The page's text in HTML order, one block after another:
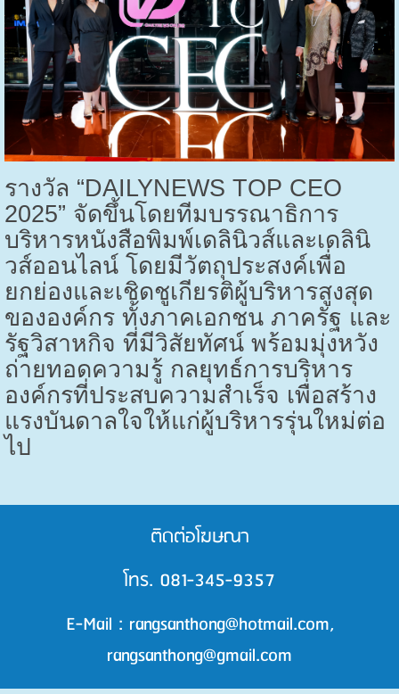
รางวัล “DAILYNEWS TOP CEO
2025” จัดขึ้นโดยทีมบรรณาธิการ
บริหารหนังสือพิมพ์เดลินิวส์และเดลินิ
วส์ออนไลน์ โดยมีวัตถุประสงค์เพื่อ
ยกย่องและเชิดชูเกียรติผู้บริหารสูงสุด
ขององค์กร ทั้งภาคเอกชน ภาครัฐ และ
รัฐวิสาหกิจ ที่มีวิสัยทัศน์ พร้อมมุ่งหวัง
ถ่ายทอดความรู้ กลยุทธ์การบริหาร
องค์กรที่ประสบความสำเร็จ เพื่อสร้าง
แรงบันดาลใจให้แก่ผู้บริหารรุ่นใหม่ต่อ
ไป
ติดต่อโฆษณา
โทร. 081-345-9357
E-Mail : rangsanthong@hotmail.com,
rangsanthong@gmail.com